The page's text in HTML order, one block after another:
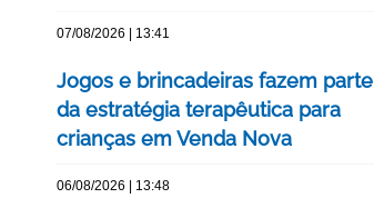
07/08/2026 | 13:41
Jogos e brincadeiras fazem parte
da estratégia terapêutica para
crianças em Venda Nova
06/08/2026 | 13:48